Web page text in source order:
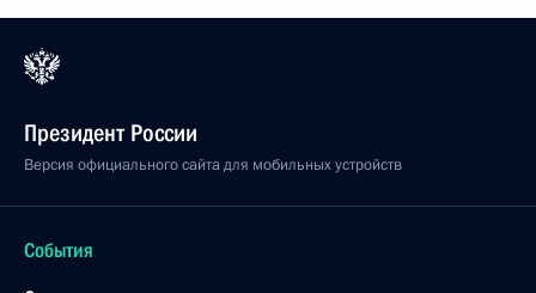
Московская область, Ново-Огарёво
Поздравление с Днём сотрудника органов
внутренних дел